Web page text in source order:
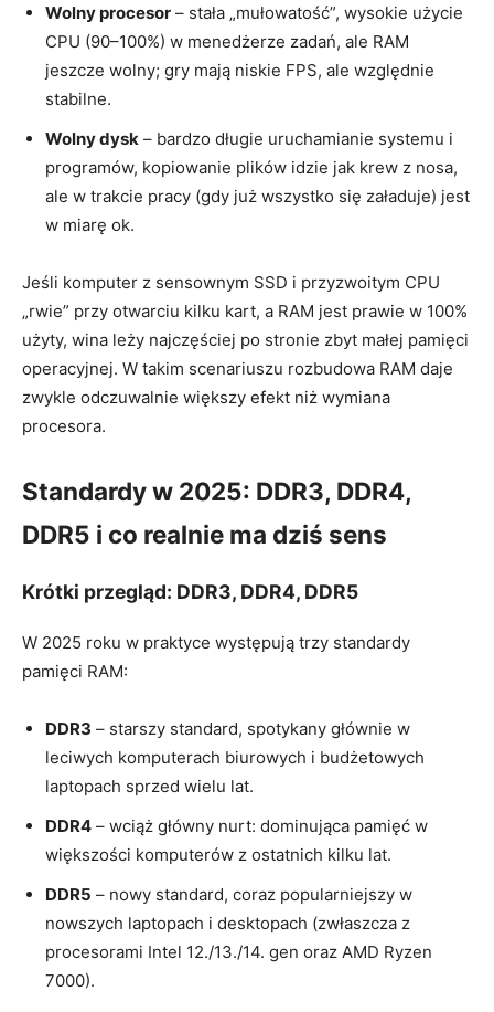
Wolny procesor – stała „mułowatość”, wysokie użycie
CPU (90–100%) w menedżerze zadań, ale RAM
jeszcze wolny; gry mają niskie FPS, ale względnie
stabilne.
Wolny dysk – bardzo długie uruchamianie systemu i
programów, kopiowanie plików idzie jak krew z nosa,
ale w trakcie pracy (gdy już wszystko się załaduje) jest
w miarę ok.
Jeśli komputer z sensownym SSD i przyzwoitym CPU
„rwie” przy otwarciu kilku kart, a RAM jest prawie w 100%
użyty, wina leży najczęściej po stronie zbyt małej pamięci
operacyjnej. W takim scenariuszu rozbudowa RAM daje
zwykle odczuwalnie większy efekt niż wymiana
procesora.
Standardy w 2025: DDR3, DDR4,
DDR5 i co realnie ma dziś sens
Krótki przegląd: DDR3, DDR4, DDR5
W 2025 roku w praktyce występują trzy standardy
pamięci RAM:
DDR3 – starszy standard, spotykany głównie w
leciwych komputerach biurowych i budżetowych
laptopach sprzed wielu lat.
DDR4 – wciąż główny nurt: dominująca pamięć w
większości komputerów z ostatnich kilku lat.
DDR5 – nowy standard, coraz popularniejszy w
nowszych laptopach i desktopach (zwłaszcza z
procesorami Intel 12./13./14. gen oraz AMD Ryzen
7000).